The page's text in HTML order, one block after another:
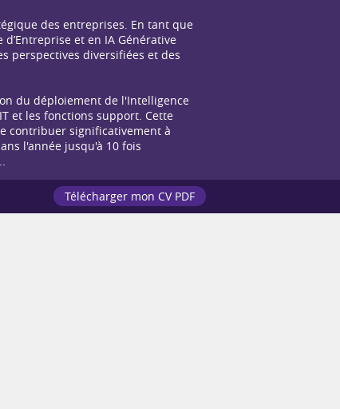
des entreprises. En tant que
et en IA Générative
perspectives diversifiées et des
du déploiement de l'Intelligence
et les fonctions support. Cette
contribuer significativement à
l'année jusqu'à 10 fois
Télécharger mon CV PDF